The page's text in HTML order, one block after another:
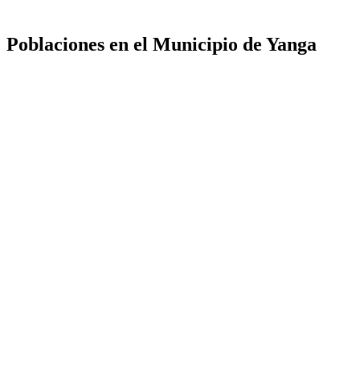
Poblaciones en el Municipio de Yanga